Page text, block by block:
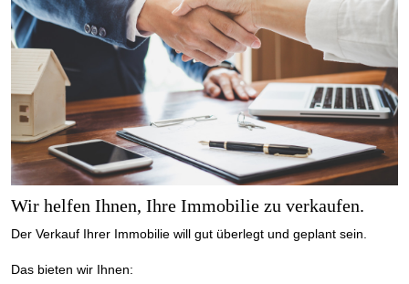
Wir helfen Ihnen, Ihre Immobilie zu verkaufen.
Der Verkauf Ihrer Immobilie will gut überlegt und geplant sein.
Das bieten wir Ihnen: